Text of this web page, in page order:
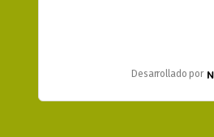
Desarrollado por